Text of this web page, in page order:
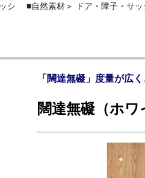
シ ■自然素材＞ ドア・障子・サッ
「闊達無礙」度量が広
闊達無礙（ホ